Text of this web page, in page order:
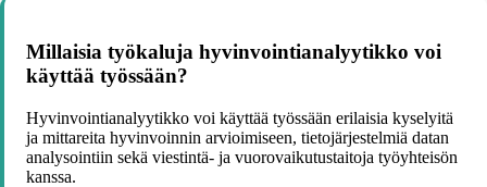
Millaisia työkaluja hyvinvointianalyytikko voi
käyttää työssään?
Hyvinvointianalyytikko voi käyttää työssään erilaisia kyselyitä
ja mittareita hyvinvoinnin arvioimiseen, tietojärjestelmiä datan
analysointiin sekä viestintä- ja vuorovaikutustaitoja työyhteisön
kanssa.